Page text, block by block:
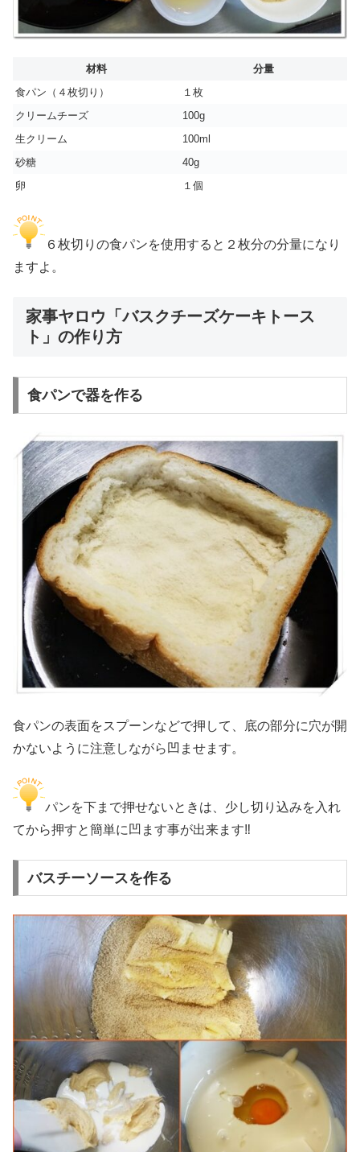
材料
分量
食パン（４枚切り）
１枚
クリームチーズ
100g
生クリーム
100ml
砂糖
40g
卵
１個
６枚切りの食パンを使用すると２枚分の分量になり
ますよ。
家事ヤロウ「バスクチーズケーキトース
ト」の作り方
食パンで器を作る
食パンの表面をスプーンなどで押して、底の部分に穴が開
かないように注意しながら凹ませます。
パンを下まで押せないときは、少し切り込みを入れ
てから押すと簡単に凹ます事が出来ます‼
バスチーソースを作る